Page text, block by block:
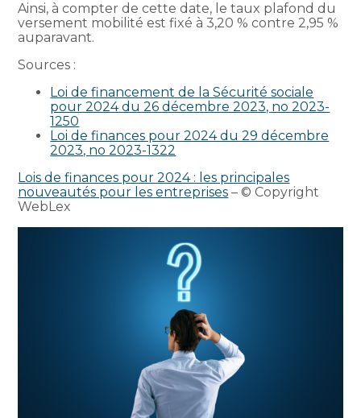
Ainsi, à compter de cette date, le taux plafond du
versement mobilité est fixé à 3,20 % contre 2,95 %
auparavant.
Sources :
Loi de financement de la Sécurité sociale
pour 2024 du 26 décembre 2023, no 2023-
1250
Loi de finances pour 2024 du 29 décembre
2023, no 2023-1322
Lois de finances pour 2024 : les principales
nouveautés pour les entreprises – © Copyright
WebLex